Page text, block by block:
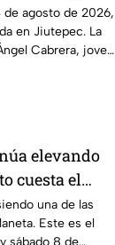
de agosto de 2026,
en Jiutepec. La
Cabrera, joven
elevando
cuesta el
una de las
Este es el
sábado 8 de